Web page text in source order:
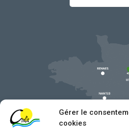
Gérer le
cookies